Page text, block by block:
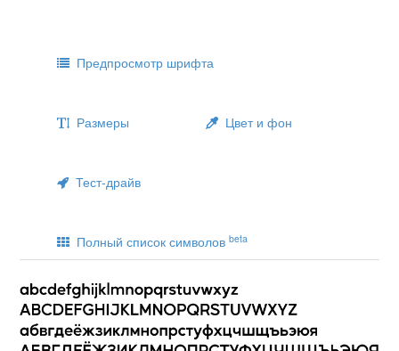
Предпросмотр шрифта
Размеры Цвет и фон
Тест-драйв
Полный список символов beta